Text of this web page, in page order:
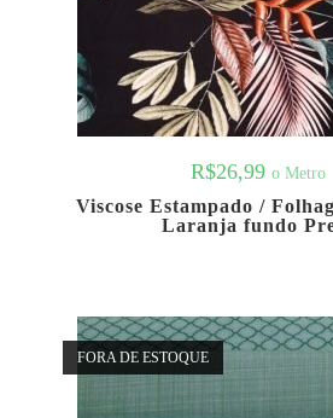
R$26,99 o Metro
Viscose Estampado /
Laranja fundo
FORA DE ESTOQUE